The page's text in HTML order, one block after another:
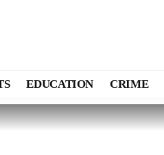
EDUCATION CRIME